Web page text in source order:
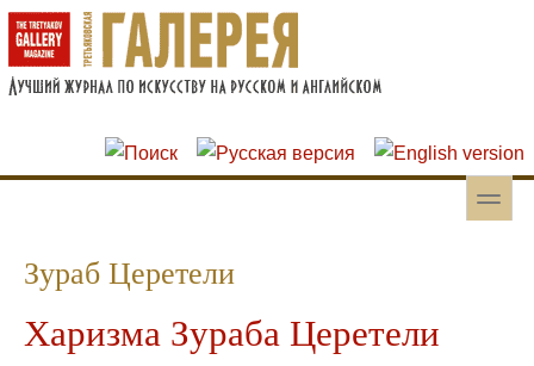
Перейти к основному содержанию
Skip to search
toggle
Зураб Церетели
Харизма Зураба Церетели